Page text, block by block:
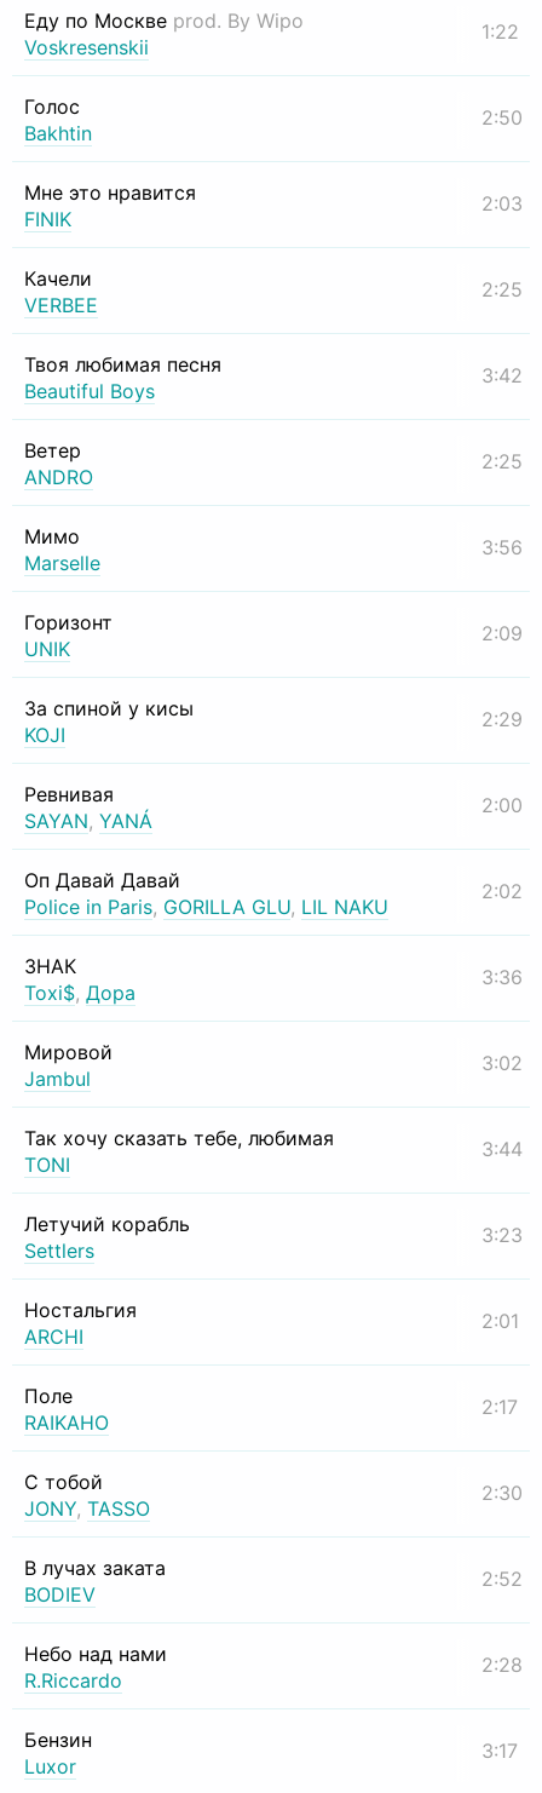
Еду по Москве prod. By Wipo
Voskresenskii
1:22
Голос
Bakhtin
2:50
Мне это нравится
FINIK
2:03
Качели
VERBEE
2:25
Твоя любимая песня
Beautiful Boys
3:42
Ветер
ANDRO
2:25
Мимо
Marselle
3:56
Горизонт
UNIK
2:09
За спиной у кисы
KOJI
2:29
Ревнивая
SAYAN, YANÁ
2:00
Оп Давай Давай
Police in Paris, GORILLA GLU, LIL NAKU
2:02
ЗНАК
Toxi$, Дора
3:36
Мировой
Jambul
3:02
Так хочу сказать тебе, любимая
TONI
3:44
Летучий корабль
Settlers
3:23
Ностальгия
ARCHI
2:01
Поле
RAIKAHO
2:17
С тобой
JONY, TASSO
2:30
В лучах заката
BODIEV
2:52
Небо над нами
R.Riccardo
2:28
Бензин
Luxor
3:17